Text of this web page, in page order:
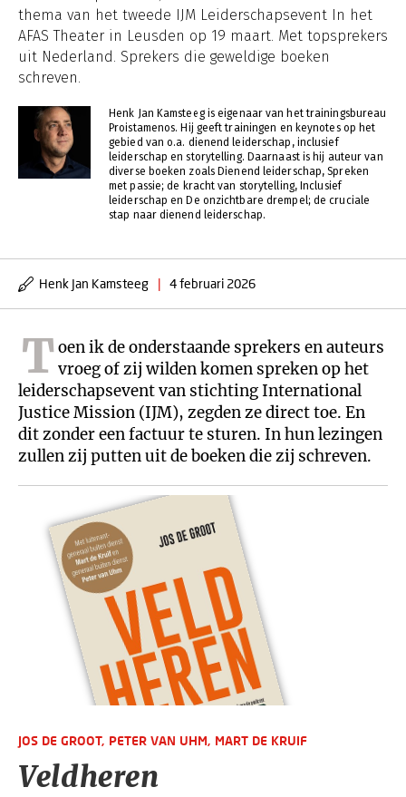
thema van het tweede IJM Leiderschapsevent In het
AFAS Theater in Leusden op 19 maart. Met topsprekers
uit Nederland. Sprekers die geweldige boeken
schreven.
Henk Jan Kamsteeg is eigenaar van het trainingsbureau
Proistamenos. Hij geeft trainingen en keynotes op het
gebied van o.a. dienend leiderschap, inclusief
leiderschap en storytelling. Daarnaast is hij auteur van
diverse boeken zoals Dienend leiderschap, Spreken
met passie; de kracht van storytelling, Inclusief
leiderschap en De onzichtbare drempel; de cruciale
stap naar dienend leiderschap.
Henk Jan Kamsteeg | 4 februari 2026
Toen ik de onderstaande sprekers en auteurs
vroeg of zij wilden komen spreken op het
leiderschapsevent van stichting International
Justice Mission (IJM), zegden ze direct toe. En
dit zonder een factuur te sturen. In hun lezingen
zullen zij putten uit de boeken die zij schreven.
JOS DE GROOT, PETER VAN UHM, MART DE KRUIF
Veldheren